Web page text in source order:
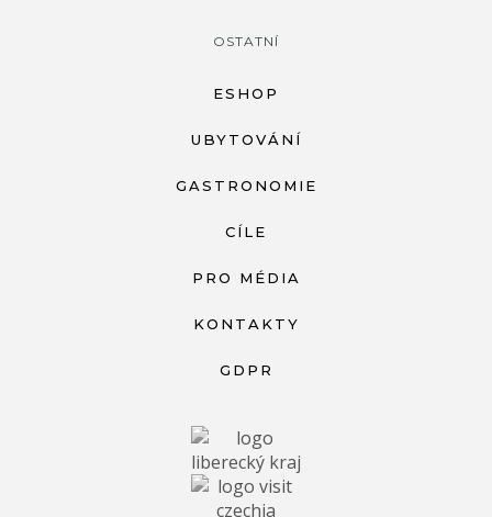
OSTATNÍ
ESHOP
UBYTOVÁNÍ
GASTRONOMIE
CÍLE
PRO MÉDIA
KONTAKTY
GDPR